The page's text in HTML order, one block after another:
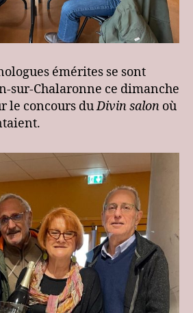
émérites se sont
sur-Chalaronne ce dimanche
le concours duDivin salon où